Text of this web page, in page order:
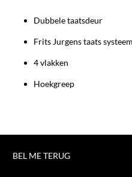
Dubbele taatsdeur
Frits Jurgens taats systeem
4 vlakken
Hoekgreep
BEL ME TERUG